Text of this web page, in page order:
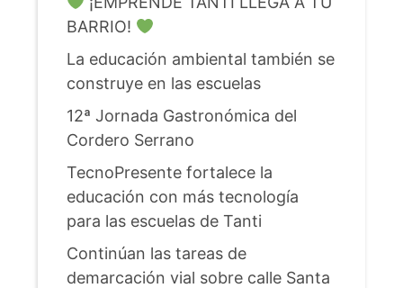
BARRIO!
La educación ambiental también se
construye en las escuelas
12ª Jornada Gastronómica del
Cordero Serrano
TecnoPresente fortalece la
educación con más tecnología
para las escuelas de Tanti
Continúan las tareas de
demarcación vial sobre calle Santa